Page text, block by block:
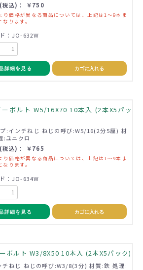
税込)： ￥750
り価格が異なる商品については、上記は1～9本ま
ります。
：JO-632W
詳細を見る カゴに入れる
ボルト W5/16X70 10本入 (2本X5パッ
:インチねじ ねじの呼び:W5/16(2分5厘) 材
:ユニクロ
税込)： ￥765
り価格が異なる商品については、上記は1～9本ま
ります。
：JO-634W
詳細を見る カゴに入れる
ボルト W3/8X50 10本入 (2本X5パック)
チねじ ねじの呼び:W3/8(3分) 材質:鉄 処理: